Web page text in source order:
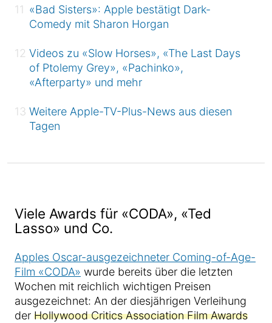
«Bad Sisters»: Apple bestätigt Dark-
Comedy mit Sharon Horgan
Videos zu «Slow Horses», «The Last Days
of Ptolemy Grey», «Pachinko»,
«Afterparty» und mehr
Weitere Apple-TV-Plus-News aus diesen
Tagen
Viele Awards für «CODA», «Ted
Lasso» und Co.
Apples Oscar-ausgezeichneter Coming-of-Age-
Film «CODA» wurde bereits über die letzten
Wochen mit reichlich wichtigen Preisen
ausgezeichnet: An der diesjährigen Verleihung
der Hollywood Critics Association Film Awards